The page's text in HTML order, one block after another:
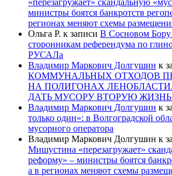
«перезагружает» скандальную
министры боятся банкротств
регионах меняют схемы
Ольга Р. к записи В Сосновом Бору
сторонникам референдума по
РУСАЛа
Владимир Маркович Долгушин к
КОММУНАЛЬНЫХ ОТХОДОВ
НА ПОЛИГОНАХ
ДАТЬ МУСОРУ ВТОРУЮ
Владимир Маркович Долгушин к
только один»: в Волгоградской
мусорного оператора
Владимир Маркович Долгушин к
Мишустина «перезагружает»
реформу» – министры боятся
а в регионах меняют схемы